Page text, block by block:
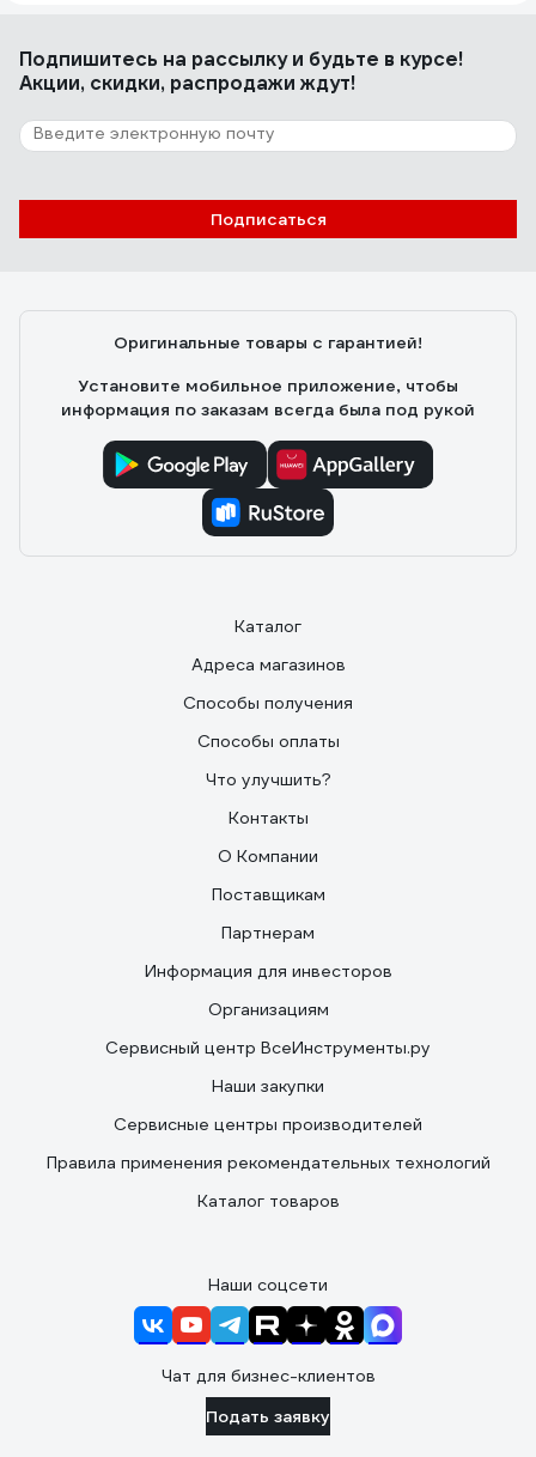
Подпишитесь на рассылкуи будьте в курсе!
Акции, скидки, распродажи ждут!
Подписаться
Оригинальные товары с гарантией!
Установите мобильное приложение, чтобы
информация по заказам всегда была под рукой
Каталог
Адреса магазинов
Способы получения
Способы оплаты
Что улучшить?
Контакты
О Компании
Поставщикам
Партнерам
Информация для инвесторов
Организациям
Сервисный центр ВсеИнструменты.ру
Наши закупки
Сервисные центры производителей
Правила применения рекомендательных технологий
Каталог товаров
Наши соцсети
Чат для бизнес-клиентов
Подать заявку